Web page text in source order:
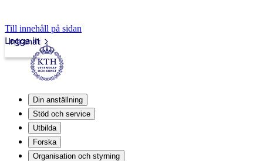
Till innehåll på sidan
Intranät
Logga in
Din anställning
Stöd och service
Utbilda
Forska
Organisation och styrning